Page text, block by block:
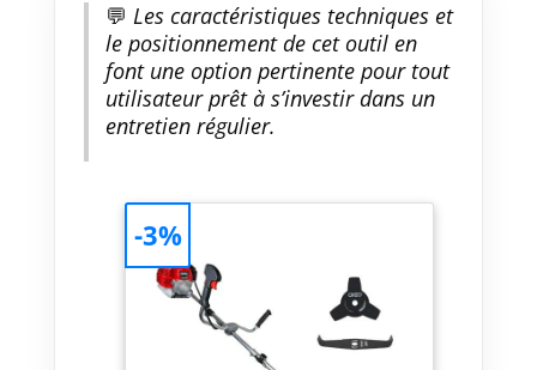
💬 Les caractéristiques techniques et
le positionnement de cet outil en
font une option pertinente pour tout
utilisateur prêt à s’investir dans un
entretien régulier.
-3%